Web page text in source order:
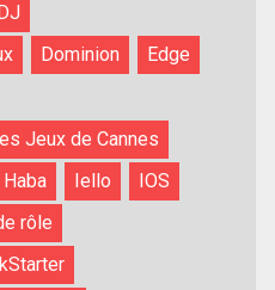
Dominion
Edge
Jeux de Cannes
Haba Iello
IOS
rôle